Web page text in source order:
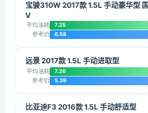
宝骏310W 2017款 1.5L 手动豪华型 国
V
平均油耗 7.25
参考价 6.58
远景 2017款 1.5L 手动进取型
平均油耗 7.26
参考价 5.39
比亚迪F3 2016款 1.5L 手动舒适型